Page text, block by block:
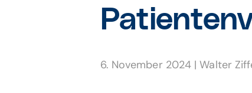
6. November 2024 |Walter